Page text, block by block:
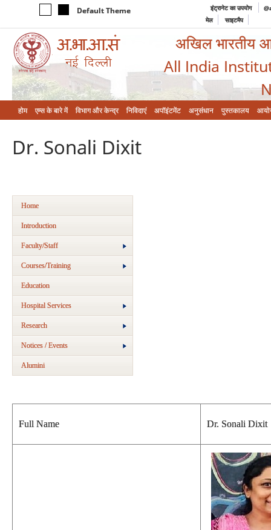
Default Theme इंट्रानेट का उपयोग
मेल
साइटमैप
अखिल भारतीय
All India
होम एम्‍स के बारे में विभाग और केन्‍द्र निविदाएं अपॉइंटमेंट अनुसंधान पुस्तकालय
Dr. Sonali Dixit
Home
Introduction
Faculty/Staff
Courses/Training
Education
Hospital Services
Research
Notices / Events
Alumini
Full Name Dr. Sonali Dixit